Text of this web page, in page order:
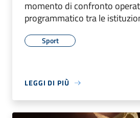
momento di confronto
programmatico tra le
Sport
LEGGI DI PIÙ